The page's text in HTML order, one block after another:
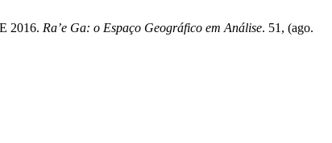
2016. Ra’e Ga: o Espaço Geográfico em Análise. 51, (ago.